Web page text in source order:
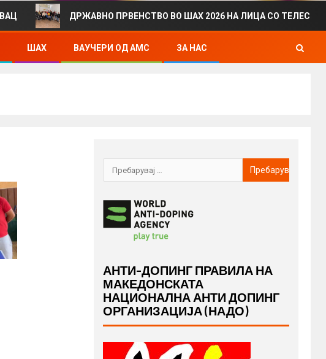
ДРЖАВНО ПРВЕНСТВО ВО ШАХ 2026 НА ЛИЦА СО ТЕЛЕСЕН
ШАХ ВАУЧЕРИ ОД АМС ЗА НАС
АНТИ-ДОПИНГ ПРАВИЛА НА
МАКЕДОНСКАТА
НАЦИОНАЛНА АНТИ ДОПИНГ
ОРГАНИЗАЦИЈА (НАДО)